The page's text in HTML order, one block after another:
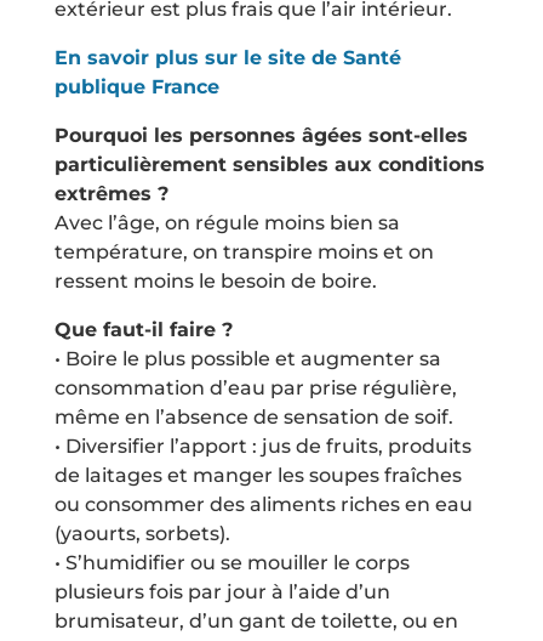
extérieur est plus frais que l’air intérieur.
En savoir plus sur le site de Santé
publique France
Pourquoi les personnes âgées sont-elles
particulièrement sensibles aux conditions
extrêmes ?
Avec l’âge, on régule moins bien sa
température, on transpire moins et on
ressent moins le besoin de boire.
Que faut-il faire ?
• Boire le plus possible et augmenter sa
consommation d’eau par prise régulière,
même en l’absence de sensation de soif.
• Diversifier l’apport : jus de fruits, produits
de laitages et manger les soupes fraîches
ou consommer des aliments riches en eau
(yaourts, sorbets).
• S’humidifier ou se mouiller le corps
plusieurs fois par jour à l’aide d’un
brumisateur, d’un gant de toilette, ou en